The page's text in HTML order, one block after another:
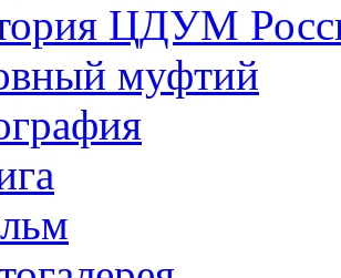
ЦДУМ
муфтий